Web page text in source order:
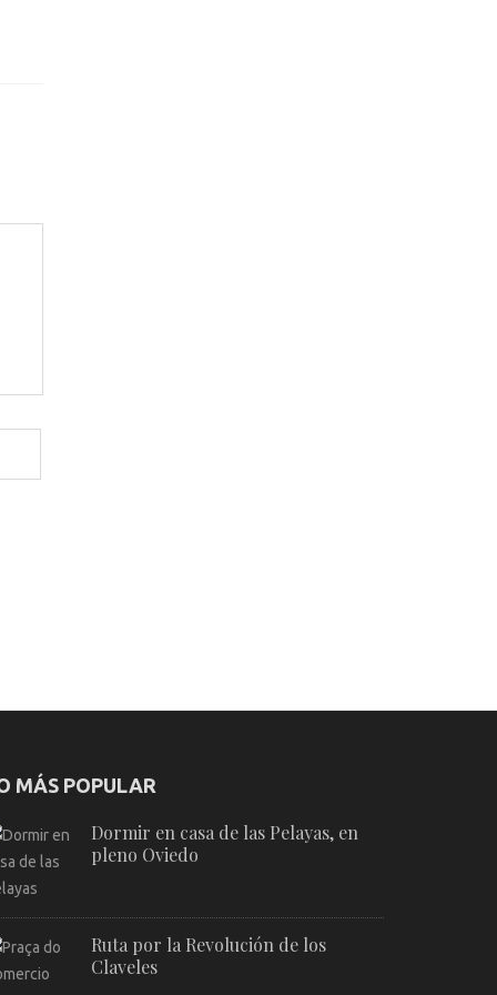
MÁS POPULAR
Dormir en casa de las Pelayas, en
pleno Oviedo
Ruta por la Revolución de los
Claveles